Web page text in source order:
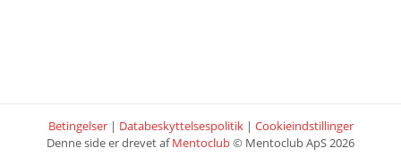
Betingelser | Databeskyttelsespolitik | Cookieindstillinger
Denne side er drevet afMentoclub© Mentoclub ApS 2026